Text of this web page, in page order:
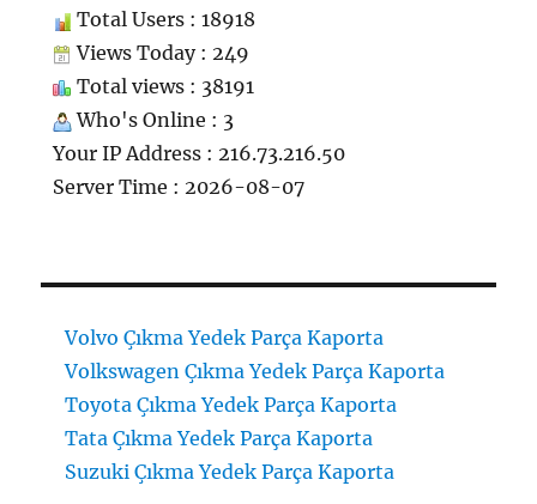
Total Users : 18918
Views Today : 249
Total views : 38191
Who's Online : 3
Your IP Address : 216.73.216.50
Server Time : 2026-08-07
Volvo Çıkma Yedek Parça Kaporta
Volkswagen Çıkma Yedek Parça Kaporta
Toyota Çıkma Yedek Parça Kaporta
Tata Çıkma Yedek Parça Kaporta
Suzuki Çıkma Yedek Parça Kaporta